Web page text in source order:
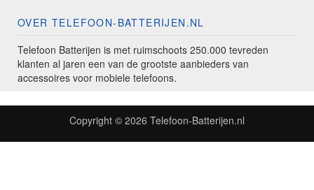
OVER TELEFOON-BATTERIJEN.NL
Telefoon Batterijen is met ruimschoots 250.000 tevreden
klanten al jaren een van de grootste aanbieders van
accessoires voor mobiele telefoons.
Copyright © 2026 Telefoon-Batterijen.nl